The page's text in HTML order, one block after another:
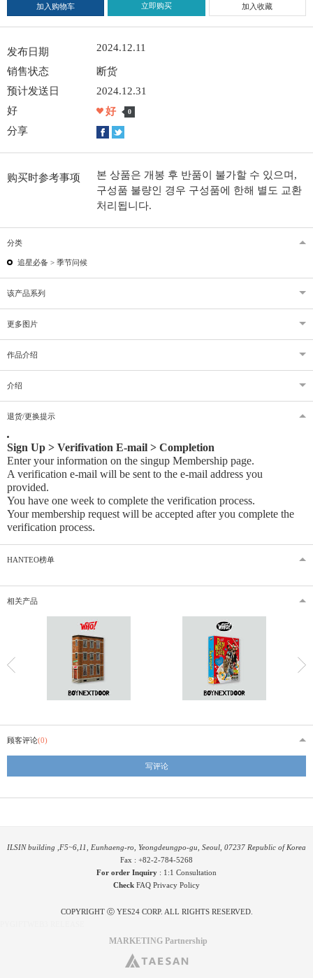
加入购物车 立即购买 加入收藏
发布日期 2024.12.11
销售状态
断货
预计发送日
2024.12.31
好
好 0
分享
购买时参考事项
본 상품은 개봉 후 반품이 불가할 수 있으며,
구성품 불량인 경우 구성품에 한해 별도 교환
처리됩니다.
分类
追星必备 > 季节问候
该产品系列
更多图片
作品介绍
介绍
退货/更换提示
Sign Up > Verifivation E-mail > Completion
Enter your information on the singup Membership page.
A verification e-mail will be sent to the e-mail address you
provided.
You have one week to complete the verification process.
Your membership request will be accepted after you complete the
verification process.
HANTEO榜单
相关产品
顾客评论(0)
写评论
ILSIN building ,F5~6,11, Eunhaeng-ro, Yeongdeungpo-gu, Seoul, 07237 Republic of Korea
Fax : +82-2-784-5268
For order Inquiry : 1:1 Consultation
Check FAQ Privacy Policy
COPYRIGHT ⓒ YES24 CORP. ALL RIGHTS RESERVED.
MARKETING Partnership